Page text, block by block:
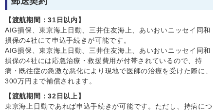
【渡航期間：31日以内】
AIG損保、東京海上日動、三井住友海上、あいおいニッセイ同和
損保の4社にて申込手続きが可能です。
AIG損保、東京海上日動、三井住友海上、あいおいニッセイ同和
損保の4社には応急治療・救援費用が付帯されているので、持
病・既往症の急激な悪化により現地で医師の治療を受けた際に、
300万円まで補償されます。
【渡航期間：32日以上】
東京海上日動であれば申込手続きが可能です。ただし、持病につ